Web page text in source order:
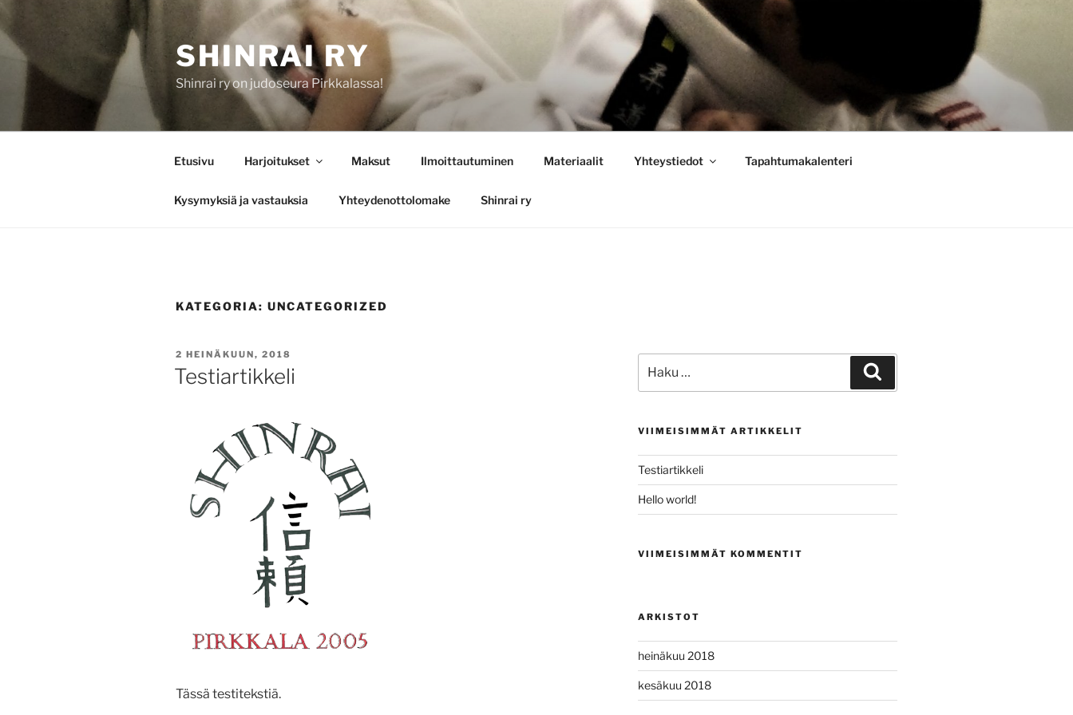
Siirry
sisältöön
SHINRAI RY
Shinrai ry on judoseura Pirkkalassa!
Etusivu Harjoitukset Maksut Ilmoittautuminen Materiaalit Yhteystiedot Tapahtumakalenteri
Kysymyksiä ja vastauksia Yhteydenottolomake Shinrai ry
KATEGORIA: UNCATEGORIZED
JULKAISTU
2 HEINÄKUUN, 2018
Testiartikkeli
Tässä testitekstiä.
VIIMEISIMMÄT ARTIKKELIT
Testiartikkeli
Hello world!
VIIMEISIMMÄT KOMMENTIT
ARKISTOT
heinäkuu 2018
kesäkuu 2018